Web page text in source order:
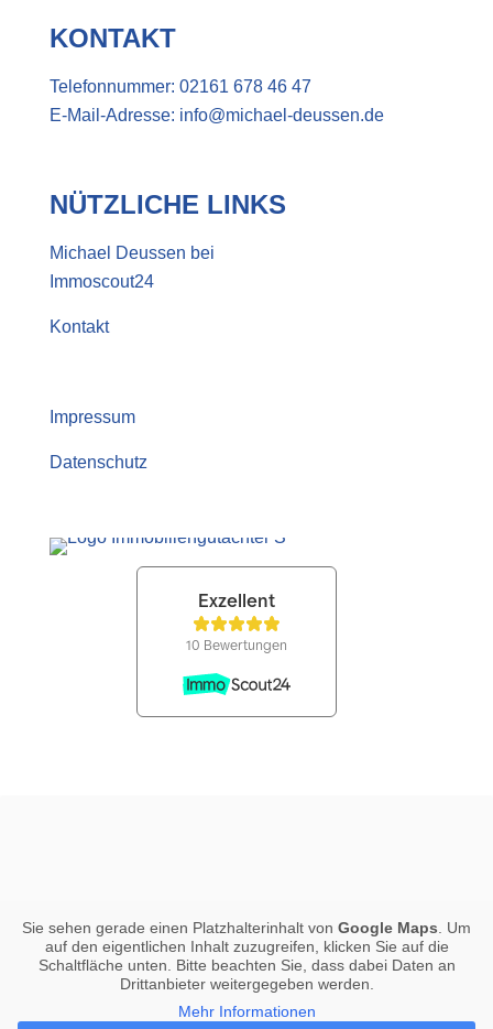
KONTAKT
Telefonnummer: 02161 678 46 47
E-Mail-Adresse: info@michael-deussen.de
NÜTZLICHE LINKS
Michael Deussen bei
Immoscout24
Kontakt
Impressum
Datenschutz
Sie sehen gerade einen Platzhalterinhalt von Google Maps . Um
auf den eigentlichen Inhalt zuzugreifen, klicken Sie auf die
Schaltfläche unten. Bitte beachten Sie, dass dabei Daten an
Drittanbieter weitergegeben werden.
Mehr Informationen